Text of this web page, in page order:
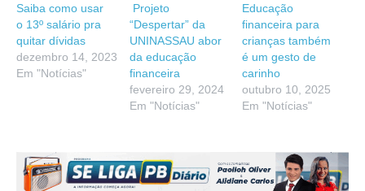
Saiba como usar
o 13º salário pra
quitar dívidas
dezembro 14, 2023
Em "Notícias"
Projeto
“Despertar” da
UNINASSAU abor
da educação
financeira
fevereiro 29, 2024
Em "Notícias"
Educação
financeira para
crianças também
é um gesto de
carinho
outubro 10, 2025
Em "Notícias"